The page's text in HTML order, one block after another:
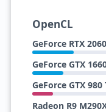
OpenCL
GeForce RTX 2060
GeForce GTX
GeForce GTX 980
Radeon R9